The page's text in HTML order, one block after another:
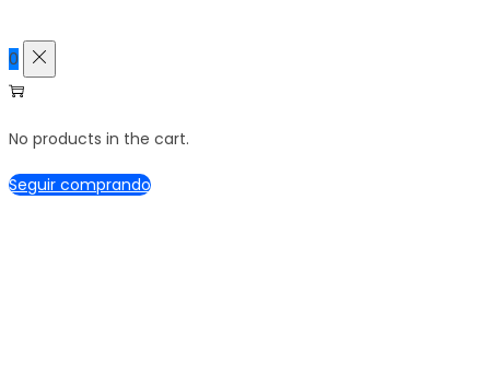
0
No products in the cart.
Seguir comprando